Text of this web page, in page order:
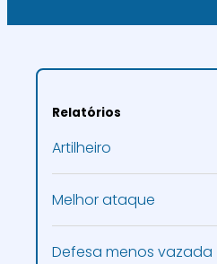
Relatórios
Artilheiro
Melhor ataque
Defesa menos vazada